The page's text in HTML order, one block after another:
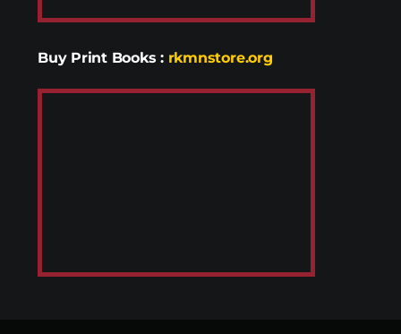
Buy Print Books : rkmnstore.org